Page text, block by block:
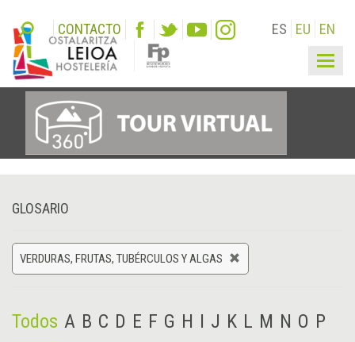
CONTACTO ES EU EN
GLOSARIO
VERDURAS, FRUTAS, TUBÉRCULOS Y ALGAS
Todos A B C D E F G H I J K L M N O P